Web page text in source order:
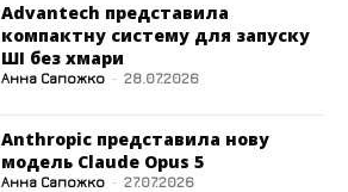
Advantech представила
компактну систему для запуску
ШІ без хмари
Анна Сапожко - 28.07.2026
Anthropic представила нову
модель Claude Opus 5
Анна Сапожко - 27.07.2026